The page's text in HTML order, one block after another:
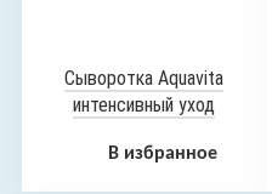
Сыворотка Aquavita
интенсивный уход
В избранное